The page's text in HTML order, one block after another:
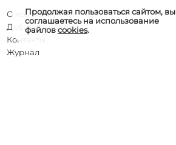
Продолжая пользоваться сайтом, вы
соглашаетесь на использование
файловcookies.
О компании
Добавить объект
Контакты
Журнал